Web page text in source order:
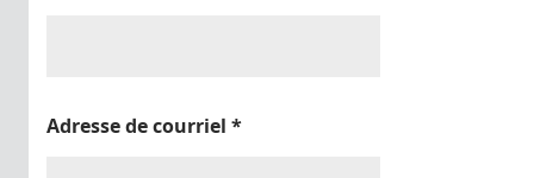
Adresse de courriel *